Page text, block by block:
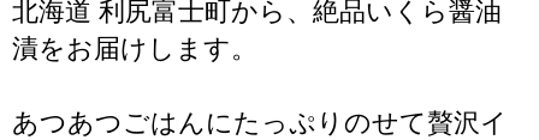
北海道 利尻富士町から、絶品いくら醤油
漬をお届けします。
あつあつごはんにたっぷりのせて贅沢イ